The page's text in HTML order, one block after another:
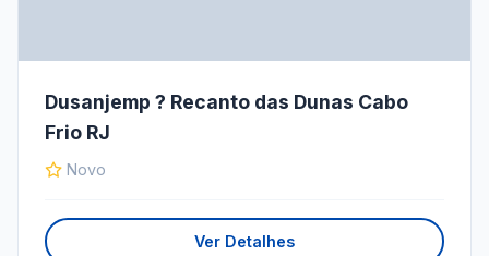
Dusanjemp ? Recanto das Dunas Cabo
Frio RJ
Novo
Ver Detalhes